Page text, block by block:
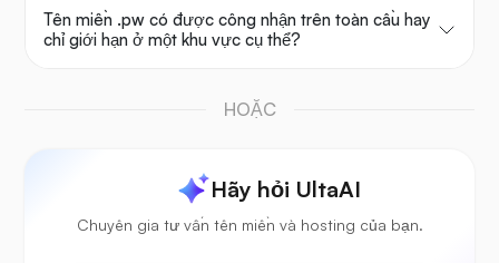
Tên miền .pw có được công nhận trên toàn cầu hay
chỉ giới hạn ở một khu vực cụ thể?
HOẶC
Hãy hỏi UltaAI
Chuyên gia tư vấn tên miền và hosting của bạn.